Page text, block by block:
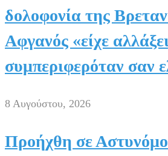
δολοφονία της
Αφγανός «είχε
συμπεριφερόταν σαν
8 Αυγούστου, 2026
Προήχθη σε